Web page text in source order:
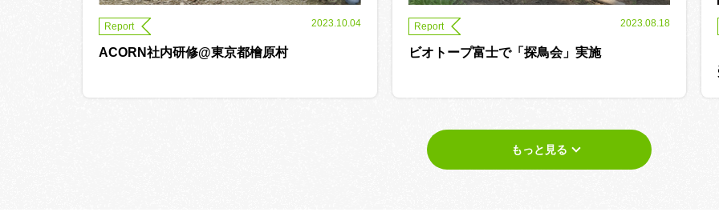
Report 2023.10.04
ACORN社内研修@東京都檜原村
Report 2023.08.18
ビオトープ富士で「探鳥会」実施
もっと見る